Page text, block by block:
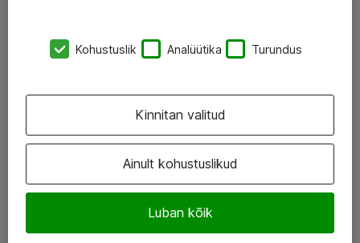
Atea kontaktid
Jälgi meid
LinkedIn
Kohustuslik Analüütika Turundus
Ainult kohustuslikud
Luban kõik
Kinnitan valitud